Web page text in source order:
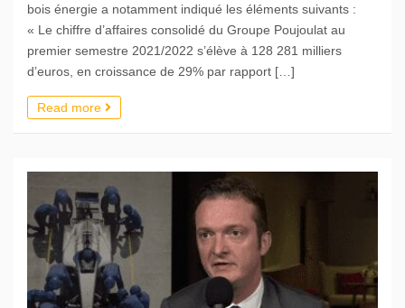
bois énergie a notamment indiqué les éléments suivants :
« Le chiffre d’affaires consolidé du Groupe Poujoulat au
premier semestre 2021/2022 s’élève à 128 281 milliers
d’euros, en croissance de 29% par rapport […]
Read more